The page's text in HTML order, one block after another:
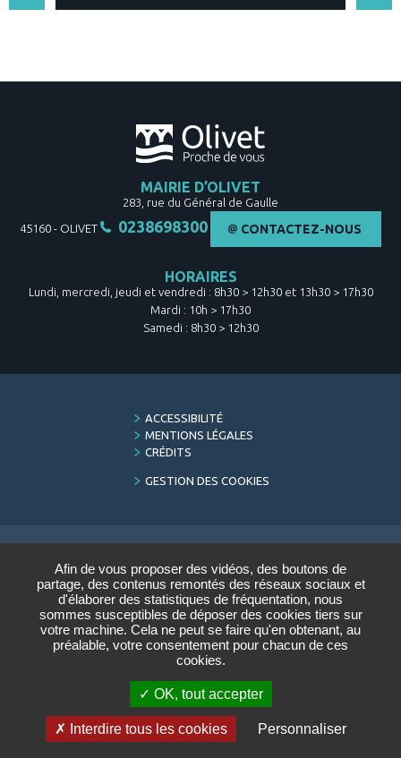
Afin de vous proposer des vidéos, des boutons de
partage, des contenus remontés des réseaux sociaux et
d'élaborer des statistiques de fréquentation, nous
sommes susceptibles de déposer des cookies tiers sur
votre machine. Cela ne peut se faire qu'en obtenant, au
préalable, votre consentement pour chacun de ces
cookies.
OK, tout accepter
Interdire tous les cookies Personnaliser
MAIRIE D’OLIVET
283, rue du Général de Gaulle
45160 - OLIVET 0238698300 CONTACTEZ-NOUS
HORAIRES
Lundi, mercredi, jeudi et vendredi : 8h30 > 12h30 et 13h30 > 17h30
Mardi : 10h > 17h30
Samedi : 8h30 > 12h30
FOOTER
MENU
ACCESSIBILITÉ
MENTIONS LÉGALES
CRÉDITS
GESTION DES COOKIES
LETTRE D'INFORMATION
DU CONSERVATOIRE
Saisir votre adresse e-mail :
ARCHIVES
DÉSINSCRIRE